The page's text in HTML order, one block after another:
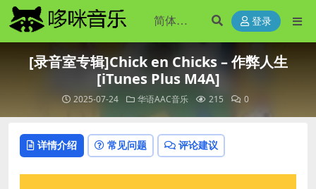
登录
[录音室专辑]Chick en Chicks – 作弊人生
[iTunes Plus M4A]
2025-07-24 华语AAC音乐 215 0
详情介绍 常见问题 评论建议